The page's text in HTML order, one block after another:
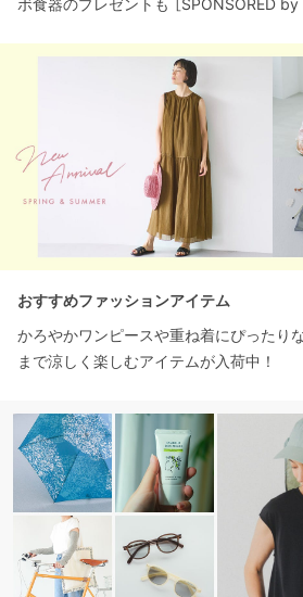
ボ食器のプレゼントも ［SPONSORED by
おすすめファッションアイテム
かろやかワンピースや重ね着にぴったり
まで涼しく楽しむアイテムが入荷中！